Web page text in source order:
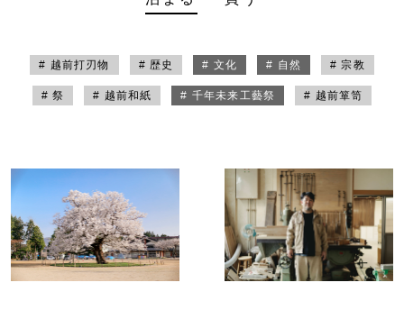
# 越前打刃物 # 歴史 # 文化 # 自然 # 宗教
# 祭 # 越前和紙 # 千年未来工藝祭 # 越前箪笥